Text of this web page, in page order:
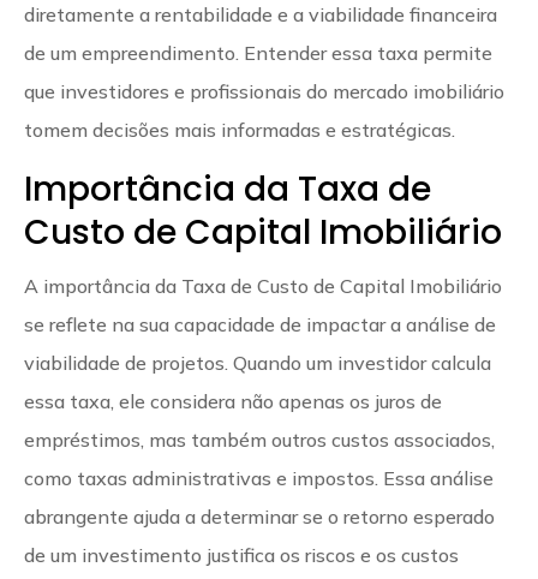
diretamente a rentabilidade e a viabilidade financeira
de um empreendimento. Entender essa taxa permite
que investidores e profissionais do mercado imobiliário
tomem decisões mais informadas e estratégicas.
Importância da Taxa de
Custo de Capital Imobiliário
A importância da Taxa de Custo de Capital Imobiliário
se reflete na sua capacidade de impactar a análise de
viabilidade de projetos. Quando um investidor calcula
essa taxa, ele considera não apenas os juros de
empréstimos, mas também outros custos associados,
como taxas administrativas e impostos. Essa análise
abrangente ajuda a determinar se o retorno esperado
de um investimento justifica os riscos e os custos